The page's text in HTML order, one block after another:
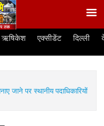
ऋषिकेश एक्सीडेंट दिल्ली
जाने पर स्थानीय पदाधिकारियों